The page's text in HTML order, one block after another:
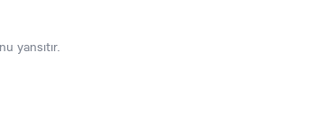
yansıtır.